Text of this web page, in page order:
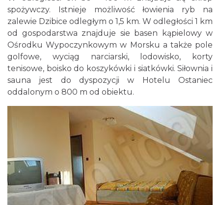
spożywczy. Istnieje możliwość łowienia ryb na
zalewie Dzibice odległym o 1,5 km. W odległości 1 km
od gospodarstwa znajduje sie basen kąpielowy w
Ośrodku Wypoczynkowym w Morsku a także pole
golfowe, wyciąg narciarski, lodowisko, korty
tenisowe, boisko do koszykówki i siatkówki. Siłownia i
sauna jest do dyspozycji w Hotelu Ostaniec
oddalonym o 800 m od obiektu.